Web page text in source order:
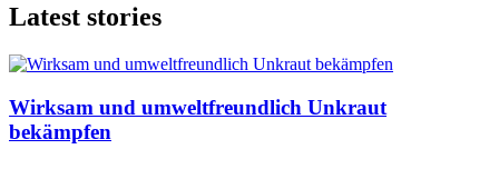
Latest stories
Wirksam und umweltfreundlich Unkraut
bekämpfen